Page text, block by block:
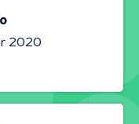
2020